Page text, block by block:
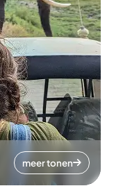
meer tonen